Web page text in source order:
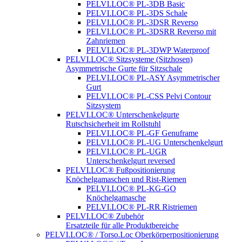
PELVI.LOC® PL-3DB Basic
PELVI.LOC® PL-3DS Schale
PELVI.LOC® PL-3DSR Reverso
PELVI.LOC® PL-3DSRR Reverso mit
Zahnriemen
PELVI.LOC® PL-3DWP Waterproof
PELVI.LOC® Sitzsysteme (Sitzhosen)
Asymmetrische Gurte für Sitzschale
PELVI.LOC® PL-ASY Asymmetrischer
Gurt
PELVI.LOC® PL-CSS Pelvi Contour
Sitzsystem
PELVI.LOC® Unterschenkelgurte
Rutschsicherheit im Rollstuhl
PELVI.LOC® PL-GF Genuframe
PELVI.LOC® PL-UG Unterschenkelgurt
PELVI.LOC® PL-UGR
Unterschenkelgurt reversed
PELVI.LOC® Fußpositionierung
Knöchelgamaschen und Rist-Riemen
PELVI.LOC® PL-KG-GO
Knöchelgamasche
PELVI.LOC® PL-RR Ristriemen
PELVI.LOC® Zubehör
Ersatzteile für alle Produktbereiche
PELVI.LOC® / Torso.Loc Oberkörperpositionierung